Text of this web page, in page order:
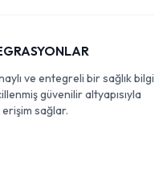
ve entegreli bir sağlık bilgi
güvenilir altyapısıyla
sağlar.